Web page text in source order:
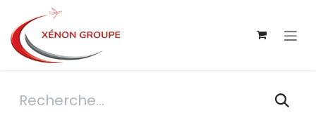
Se rendre au contenu